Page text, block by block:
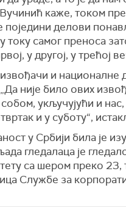
каже, током
поједини делови
току самог преноса
у другој, у трећој
и националне
није било ових
укључујући и
и у суботу“,
у Србији била је
гледалаца је
са шером преко 23,
Службе за